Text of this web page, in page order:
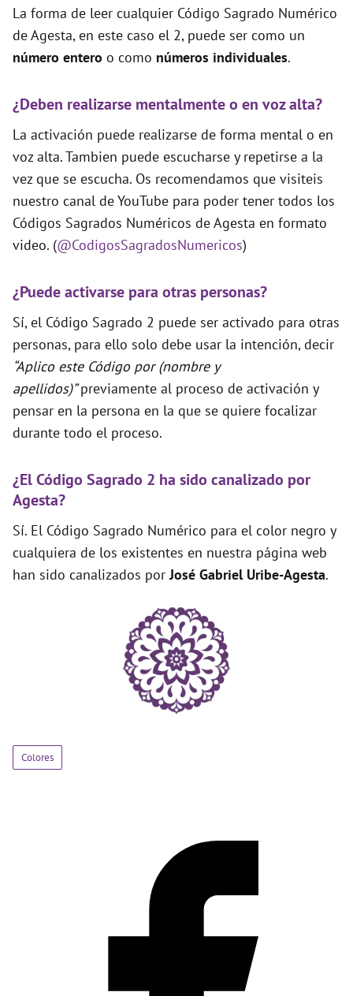
La forma de leer cualquier Código Sagrado Numérico
de Agesta, en este caso el 2, puede ser como un
número entero o como números individuales.
¿Deben realizarse mentalmente o en voz alta?
La activación puede realizarse de forma mental o en
voz alta. Tambien puede escucharse y repetirse a la
vez que se escucha. Os recomendamos que visiteis
nuestro canal de YouTube para poder tener todos los
Códigos Sagrados Numéricos de Agesta en formato
video. (@CodigosSagradosNumericos)
¿Puede activarse para otras personas?
Sí, el Código Sagrado 2 puede ser activado para otras
personas, para ello solo debe usar la intención, decir
“Aplico este Código por (nombre y
apellidos)”previamente al proceso de activación y
pensar en la persona en la que se quiere focalizar
durante todo el proceso.
¿El Código Sagrado 2 ha sido canalizado por
Agesta?
Sí. El Código Sagrado Numérico para el color negro y
cualquiera de los existentes en nuestra página web
han sido canalizados porJosé Gabriel Uribe-Agesta.
Colores